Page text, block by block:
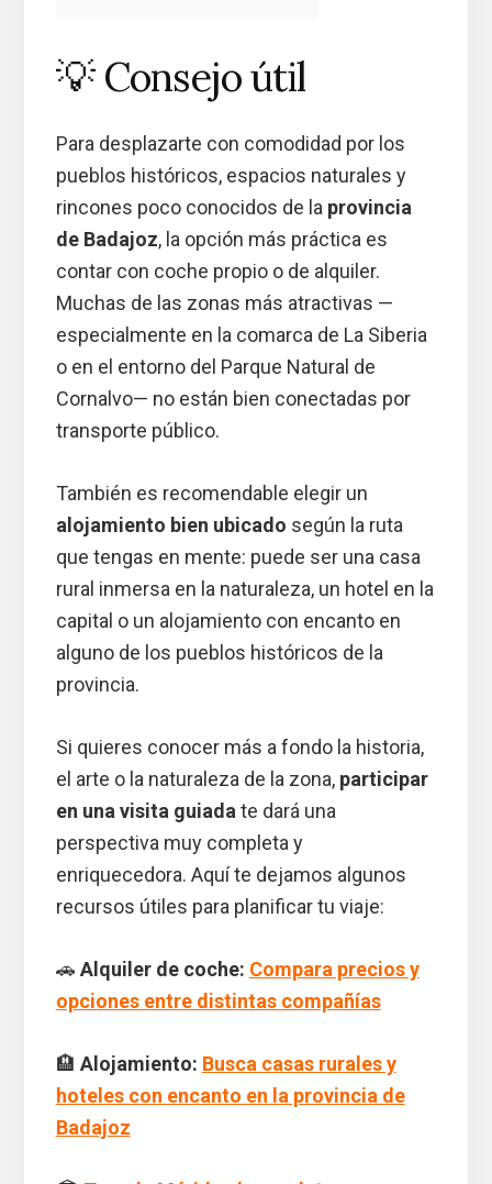
💡 Consejo útil
Para desplazarte con comodidad por los
pueblos históricos, espacios naturales y
rincones poco conocidos de la provincia
de Badajoz, la opción más práctica es
contar con coche propio o de alquiler.
Muchas de las zonas más atractivas —
especialmente en la comarca de La Siberia
o en el entorno del Parque Natural de
Cornalvo— no están bien conectadas por
transporte público.
También es recomendable elegir un
alojamiento bien ubicado según la ruta
que tengas en mente: puede ser una casa
rural inmersa en la naturaleza, un hotel en la
capital o un alojamiento con encanto en
alguno de los pueblos históricos de la
provincia.
Si quieres conocer más a fondo la historia,
el arte o la naturaleza de la zona, participar
en una visita guiadate dará una
perspectiva muy completa y
enriquecedora. Aquí te dejamos algunos
recursos útiles para planificar tu viaje:
🚗 Alquiler de coche: Compara precios y
opciones entre distintas compañías
🏨 Alojamiento: Busca casas rurales y
hoteles con encanto en la provincia de
Badajoz